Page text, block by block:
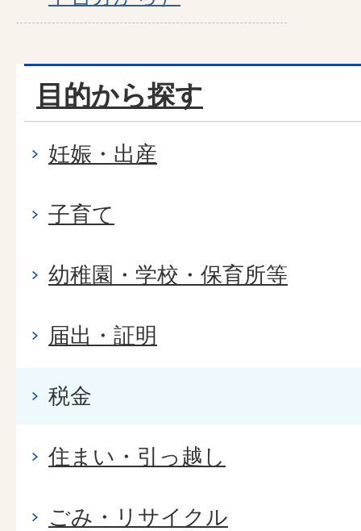
目的から探す
妊娠・出産
子育て
幼稚園・学校・保育所等
届出・証明
税金
住まい・引っ越し
ごみ・リサイクル